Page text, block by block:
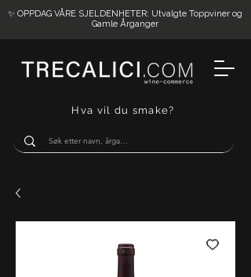
Hva vil du smake?
✨ OPPDAG VÅRE SJELDENHETER: Utvalgte Toppviner og
Gamle Årganger